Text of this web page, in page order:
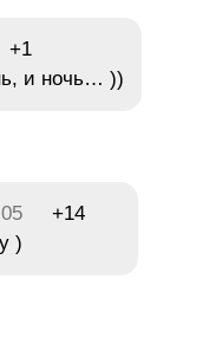
+1
и ночь… ))
+14
)